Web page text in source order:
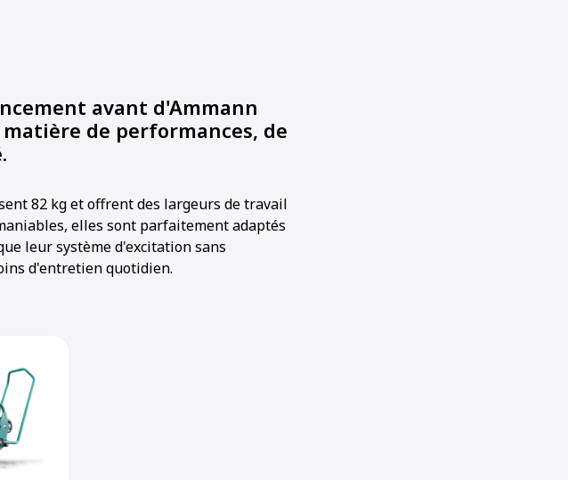
avant d'Ammann
de performances, de
82 kg et offrent des largeurs de travail
elles sont parfaitement adaptés
leur système d'excitation sans
d'entretien quotidien.